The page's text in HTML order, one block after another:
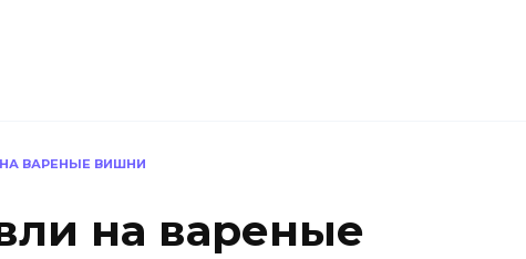
ВАРЕНЫЕ ВИШНИ
на вареные